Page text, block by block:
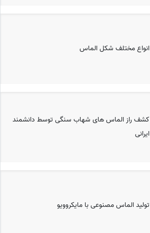
انواع مختلف شکل الماس
کشف راز الماس های شهاب سنگی توسط دانشمند
ایرانی
تولید الماس مصنوعی با مایکروویو